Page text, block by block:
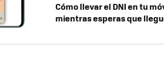
Cómo llevar el DNI en tu
mientras esperas que